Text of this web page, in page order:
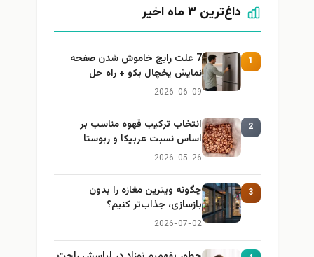
داغ‌ترین ۳ ماه اخیر
1
7 علت رایج خاموش شدن صفحه
نمایش یخچال بکو + راه حل
2026-06-09
2
انتخاب ترکیب قهوه مناسب بر
اساس نسبت عربیکا و ربوستا
2026-05-26
3
چگونه ویترین مغازه را بدون
بازسازی، جذاب‌تر کنیم؟
2026-07-02